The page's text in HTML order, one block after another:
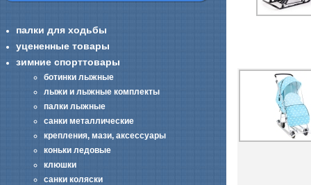
палки для ходьбы
уцененные товары
зимние спорттовары
ботинки лыжные
лыжи и лыжные комплекты
палки лыжные
санки металлические
крепления, мази, аксессуары
коньки ледовые
клюшки
санки коляски